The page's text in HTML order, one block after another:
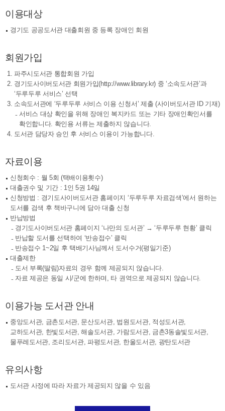
이용대상
경기도 공공도서관 대출회원 중 등록 장애인 회원
회원가입
파주시도서관 통합회원 가입
경기도사이버도서관 회원가입(http://www.library.kr) 중 ‘소속도서관’과
‘두루두루 서비스’ 선택
소속도서관에 ‘두루두루 서비스 이용 신청서’ 제출 (사이버도서관 ID 기재)
서비스 대상 확인을 위해 장애인 복지카드 또는 기타 장애인확인서를
확인합니다. 확인용 서류는 제출하지 않습니다.
도서관 담당자 승인 후 서비스 이용이 가능합니다.
자료이용
신청회수 : 월 5회 (택배이용횟수)
대출권수 및 기간 : 1인 5권 14일
신청방법 : 경기도사이버도서관 홈페이지 ‘두루두루 자료검색’에서 원하는
도서를 검색 후 책바구니에 담아 대출 신청
반납방법
경기도사이버도서관 홈페이지 ‘나만의 도서관’ → ‘두루두루 현황’ 클릭
반납할 도서를 선택하여 ‘반송접수’ 클릭
반송접수 1~2일 후 택배기사님께서 도서수거(평일기준)
대출제한
도서 부록(딸림)자료의 경우 함께 제공되지 않습니다.
자료 제공은 동일 시/군에 한하며, 타 권역으로 제공되지 않습니다.
이용가능 도서관 안내
중앙도서관, 금촌도서관, 문산도서관, 법원도서관, 적성도서관,
교하도서관, 한빛도서관, 해솔도서관, 가람도서관, 금촌3동솔빛도서관,
물푸레도서관, 조리도서관, 파평도서관, 한울도서관, 광탄도서관
유의사항
도서관 사정에 따라 자료가 제공되지 않을 수 있음